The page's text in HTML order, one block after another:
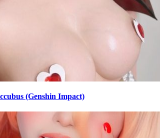
(Genshin Impact)